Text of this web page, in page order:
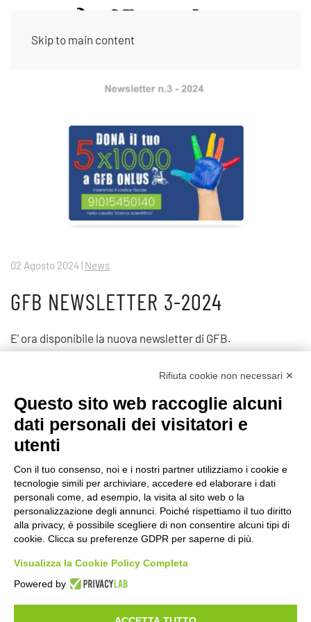
Skip to main content
02 Agosto 2024 News
GFB NEWSLETTER 3-2024
E' ora disponibile la nuova newsletter di GFB.
Prec Avanti
©2020 GFBONLUS.IT - GRUPPO FAMILIARI BETA-SARCOGLICANOPATIE
+39 328 0075986 INFO@BETA-SARCOGLICANOPATIE.IT
VIA CIVASCA 112 23018TALAMONA - SO ITALIA
Made byNoratech
Rifiuta cookie non necessari ✕
Questo sito web raccoglie alcuni
dati personali dei visitatori e
utenti
Con il tuo consenso, noi e i nostri partner utilizziamo i cookie e
tecnologie simili per archiviare, accedere ed elaborare i dati
personali come, ad esempio, la visita al sito web o la
personalizzazione degli annunci. Poiché rispettiamo il tuo diritto
alla privacy, è possibile scegliere di non consentire alcuni tipi di
cookie. Clicca su preferenze GDPR per saperne di più.
Visualizza la Cookie Policy Completa
Powered by